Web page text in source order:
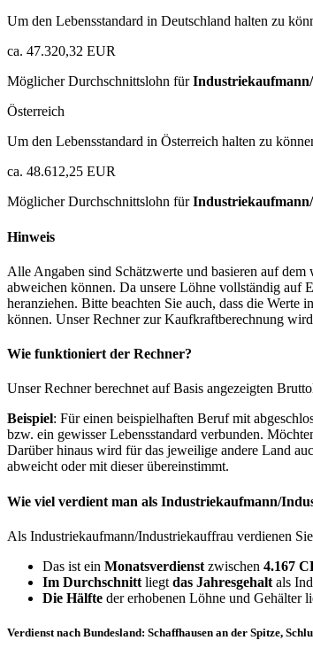
Um den Lebensstandard in Deutschland halten zu
ca. 47.320,32 EUR
Möglicher Durchschnittslohn für
Österreich
Um den Lebensstandard in Österreich halten zu
ca. 48.612,25 EUR
Möglicher Durchschnittslohn für
Hinweis
Alle Angaben sind Schätzwerte und basieren auf
abweichen können. Da unsere Löhne vollständig auf
heranziehen. Bitte beachten Sie auch, dass die
können. Unser Rechner zur Kaufkraftberechnung
Wie funktioniert der Rechner?
Unser Rechner berechnet auf Basis angezeigten
Beispiel: Für einen beispielhaften Beruf mit
bzw. ein gewisser Lebensstandard verbunden.
Darüber hinaus wird für das jeweilige andere Land
abweicht oder mit dieser übereinstimmt.
Wie viel verdient man als Industriekaufmann/
Als Industriekaufmann/Industriekauffrau verdienen
Das ist ein Monatsverdienst zwischen 4.167
Im Durchschnitt liegt das Jahresgehalt als
Die Hälfte der erhobenen Löhne und Gehälter
Verdienst nach Bundesland: Schaffhausen an der Spitze,